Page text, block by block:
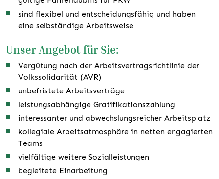
sind flexibel und entscheidungsfähig und haben
eine selbständige Arbeitsweise
Unser Angebot für Sie:
Vergütung nach der Arbeitsvertragsrichtlinie der
Volkssolidarität (AVR)
unbefristete Arbeitsverträge
leistungsabhängige Gratifikationszahlung
interessanter und abwechslungsreicher Arbeitsplatz
kollegiale Arbeitsatmosphäre in netten engagierten
Teams
vielfältige weitere Sozialleistungen
begleitete Einarbeitung